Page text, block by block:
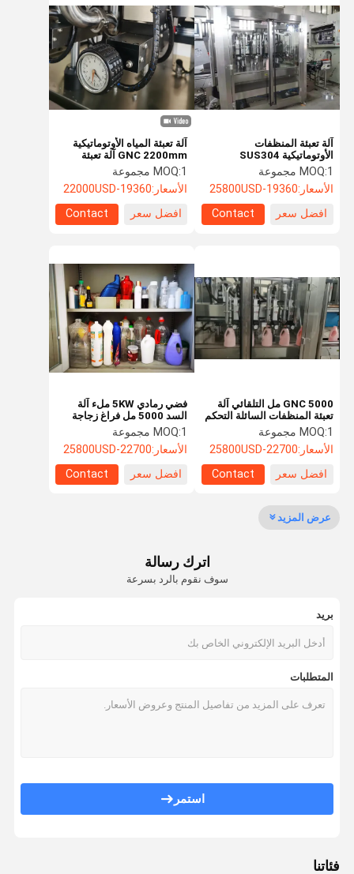
معلومات عنا
مراقبة الجودة اتصل بنا اطلب اقتباس
آلة تعبئة المنظفات
آلة تعبئة زيوت التشحيم
آلة تصنيع غسول الغسيل
آلة السد المضمنة
آلة لصق البطاقات اللاصقة
آلة تعبئة المنظفات
الأوتوماتيكية SUS304
مضاعفات 500 مل
MOQ:1 مجموعة
الأسعار:19360-25800USD
افضل سعر
Contact
آلة تعبئة المياه الأوتوماتيكية
GNC 2200mm آلة تعبئة
الزجاجات السائلة
MOQ:1 مجموعة
الأسعار:19360-22000USD
افضل سعر
Contact
GNC 5000 مل التلقائي آلة
تعبئة المنظفات السائلة التحكم
في التعبئة
MOQ:1 مجموعة
الأسعار:22700-25800USD
افضل سعر
Contact
فضي رمادي 5KW ملء آلة
السد 5000 مل فراغ زجاجة
حشو
MOQ:1 مجموعة
الأسعار:22700-25800USD
افضل سعر
Contact
عرض المزيد
اترك رسالة
سوف نقوم بالرد بسرعة
بريد
المتطلبات
استمر
فئاتنا